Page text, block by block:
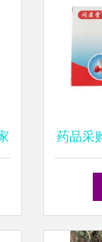
药品采
盒装药